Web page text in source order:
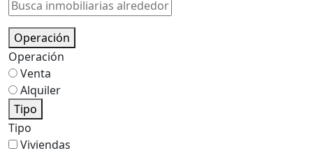
Operación
Operación
Venta
Alquiler
Tipo
Tipo
Viviendas